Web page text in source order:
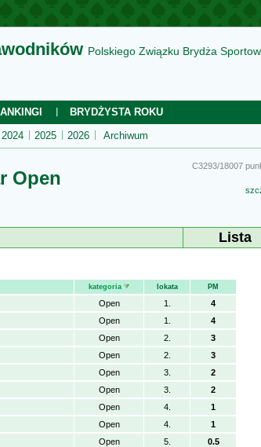
Polskiego Związku Brydża
BRYDŻYSTA ROKU
2024 2025 2026 Archiwum
C3293/18007
Open
Lista
kategoria lokata PM
Open 1.
4
Open 1.
4
Open 2.
3
Open 2.
3
Open 3.
2
Open 3.
2
Open 4.
1
Open 4.
1
Open 5.
0.5